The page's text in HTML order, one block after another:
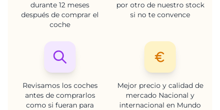
durante 12 meses
después de comprar el
coche
por otro de nuestro stock
si no te convence
Revisamos los coches
antes de comprarlos
como si fueran para
Mejor precio y calidad de
mercado Nacional y
internacional en Mundo